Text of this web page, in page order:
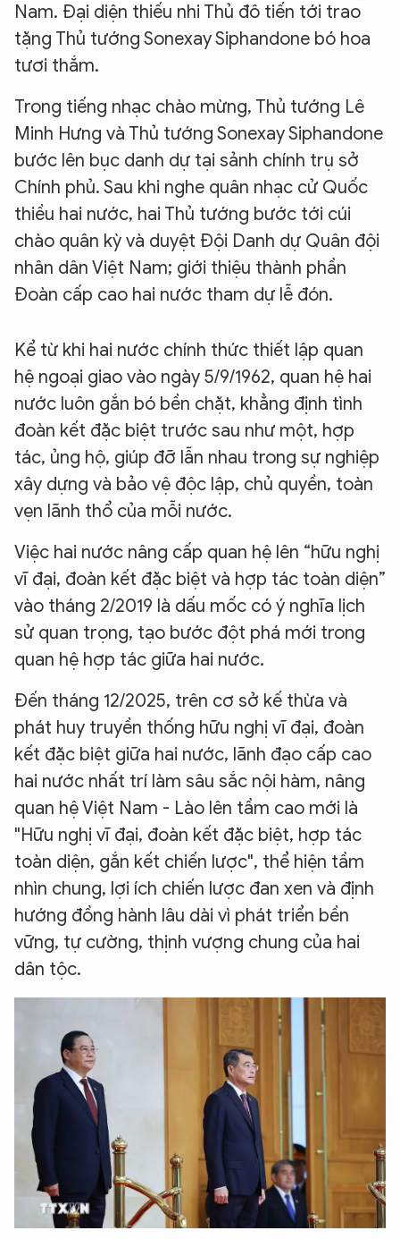
Nam. Đại diện thiếu nhi Thủ đô tiến tới trao
tặng Thủ tướng Sonexay Siphandone bó hoa
tươi thắm.
Trong tiếng nhạc chào mừng, Thủ tướng Lê
Minh Hưng và Thủ tướng Sonexay Siphandone
bước lên bục danh dự tại sảnh chính trụ sở
Chính phủ. Sau khi nghe quân nhạc cử Quốc
thiều hai nước, hai Thủ tướng bước tới cúi
chào quân kỳ và duyệt Đội Danh dự Quân đội
nhân dân Việt Nam; giới thiệu thành phần
Đoàn cấp cao hai nước tham dự lễ đón.
Kể từ khi hai nước chính thức thiết lập quan
hệ ngoại giao vào ngày 5/9/1962, quan hệ hai
nước luôn gắn bó bền chặt, khẳng định tình
đoàn kết đặc biệt trước sau như một, hợp
tác, ủng hộ, giúp đỡ lẫn nhau trong sự nghiệp
xây dựng và bảo vệ độc lập, chủ quyền, toàn
vẹn lãnh thổ của mỗi nước.
Việc hai nước nâng cấp quan hệ lên “hữu nghị
vĩ đại, đoàn kết đặc biệt và hợp tác toàn diện”
vào tháng 2/2019 là dấu mốc có ý nghĩa lịch
sử quan trọng, tạo bước đột phá mới trong
quan hệ hợp tác giữa hai nước.
Đến tháng 12/2025, trên cơ sở kế thừa và
phát huy truyền thống hữu nghị vĩ đại, đoàn
kết đặc biệt giữa hai nước, lãnh đạo cấp cao
hai nước nhất trí làm sâu sắc nội hàm, nâng
quan hệ Việt Nam - Lào lên tầm cao mới là
"Hữu nghị vĩ đại, đoàn kết đặc biệt, hợp tác
toàn diện, gắn kết chiến lược", thể hiện tầm
nhìn chung, lợi ích chiến lược đan xen và định
hướng đồng hành lâu dài vì phát triển bền
vững, tự cường, thịnh vượng chung của hai
dân tộc.